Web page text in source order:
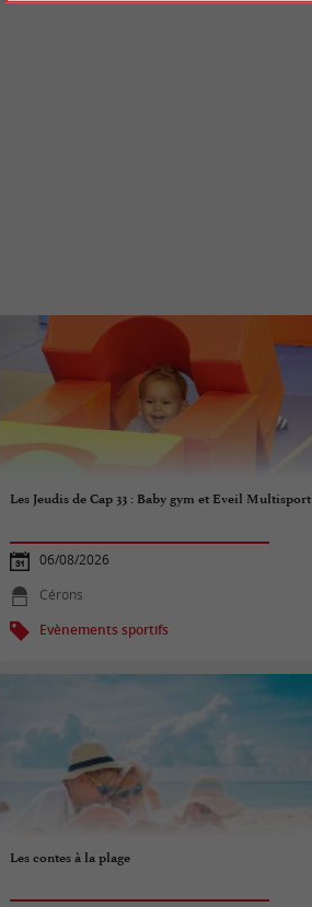
Les Jeudis de Cap 33 : Baby gym et Eveil Multisport
06/08/2026
Cérons
Evènements sportifs
Les contes à la plage